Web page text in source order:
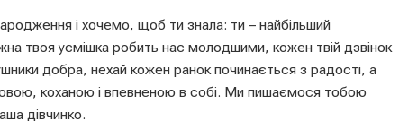
і хочемо, щоб ти знала: ти – найбільший
твоя усмішка робить нас молодшими, кожен твій дзвінок
добра, нехай кожен ранок починається з радості, а
коханою і впевненою в собі. Ми пишаємося тобою
дівчинко.